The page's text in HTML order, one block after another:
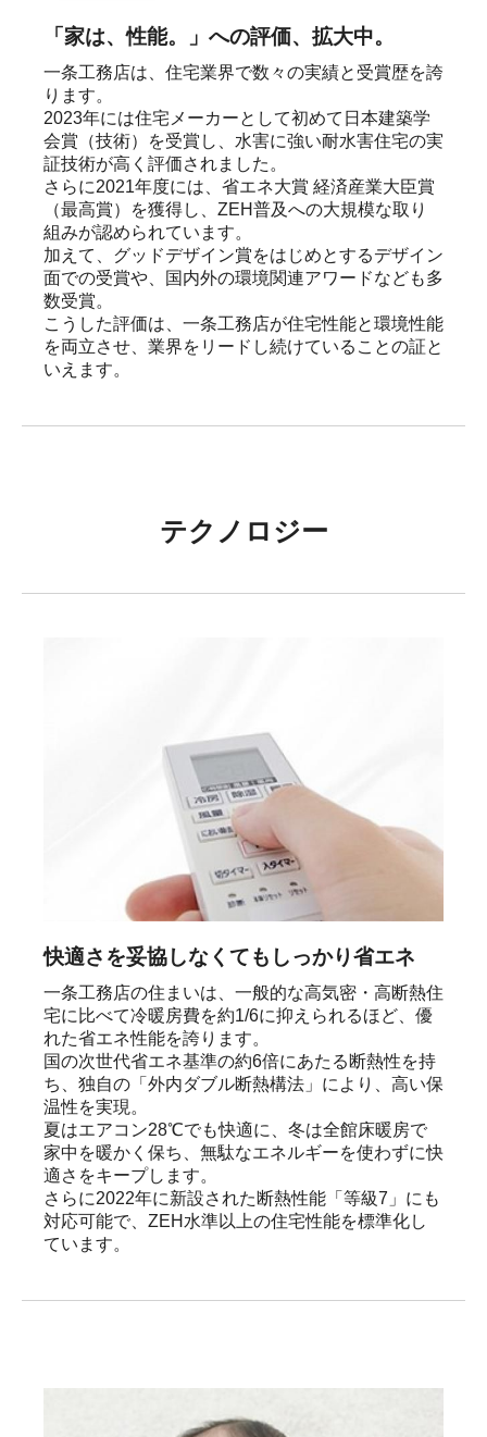
「家は、性能。」への評価、拡大中。
一条工務店は、住宅業界で数々の実績と受賞歴を誇
ります。
2023年には住宅メーカーとして初めて日本建築学
会賞（技術）を受賞し、水害に強い耐水害住宅の実
証技術が高く評価されました。
さらに2021年度には、省エネ大賞 経済産業大臣賞
（最高賞）を獲得し、ZEH普及への大規模な取り
組みが認められています。
加えて、グッドデザイン賞をはじめとするデザイン
面での受賞や、国内外の環境関連アワードなども多
数受賞。
こうした評価は、一条工務店が住宅性能と環境性能
を両立させ、業界をリードし続けていることの証と
いえます。
テクノロジー
快適さを妥協しなくてもしっかり省エネ
一条工務店の住まいは、一般的な高気密・高断熱住
宅に比べて冷暖房費を約1/6に抑えられるほど、優
れた省エネ性能を誇ります。
国の次世代省エネ基準の約6倍にあたる断熱性を持
ち、独自の「外内ダブル断熱構法」により、高い保
温性を実現。
夏はエアコン28℃でも快適に、冬は全館床暖房で
家中を暖かく保ち、無駄なエネルギーを使わずに快
適さをキープします。
さらに2022年に新設された断熱性能「等級7」にも
対応可能で、ZEH水準以上の住宅性能を標準化し
ています。